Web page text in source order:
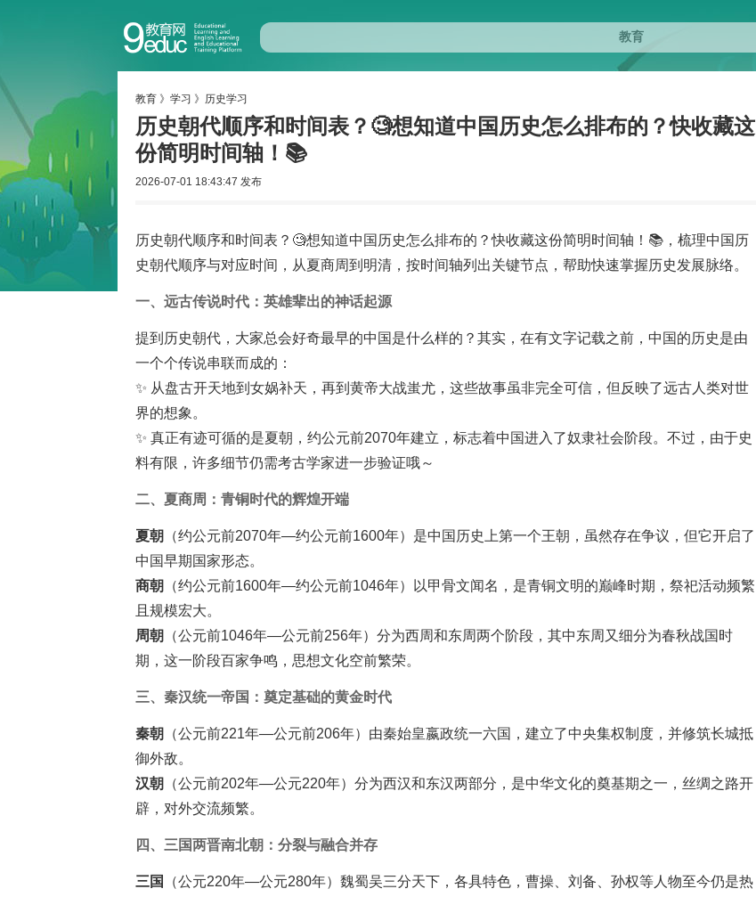
教育 》 学习 》 历史学习
历史朝代顺序和时间表？🧐想知道中国历史怎么排布的？快收藏这
份简明时间轴！📚
2026-07-01 18:43:47 发布
历史朝代顺序和时间表？🧐想知道中国历史怎么排布的？快收藏这份简明时间轴！📚，梳理中国历
史朝代顺序与对应时间，从夏商周到明清，按时间轴列出关键节点，帮助快速掌握历史发展脉络。
一、远古传说时代：英雄辈出的神话起源
提到历史朝代，大家总会好奇最早的中国是什么样的？其实，在有文字记载之前，中国的历史是由
一个个传说串联而成的：
✨ 从盘古开天地到女娲补天，再到黄帝大战蚩尤，这些故事虽非完全可信，但反映了远古人类对世
界的想象。
✨ 真正有迹可循的是夏朝，约公元前2070年建立，标志着中国进入了奴隶社会阶段。不过，由于史
料有限，许多细节仍需考古学家进一步验证哦～
二、夏商周：青铜时代的辉煌开端
夏朝
（约公元前2070年—约公元前1600年）是中国历史上第一个王朝，虽然存在争议，但它开启了
中国早期国家形态。
商朝
（约公元前1600年—约公元前1046年）以甲骨文闻名，是青铜文明的巅峰时期，祭祀活动频繁
且规模宏大。
周朝
（公元前1046年—公元前256年）分为西周和东周两个阶段，其中东周又细分为春秋战国时
期，这一阶段百家争鸣，思想文化空前繁荣。
三、秦汉统一帝国：奠定基础的黄金时代
秦朝
（公元前221年—公元前206年）由秦始皇嬴政统一六国，建立了中央集权制度，并修筑长城抵
御外敌。
汉朝
（公元前202年—公元220年）分为西汉和东汉两部分，是中华文化的奠基期之一，丝绸之路开
辟，对外交流频繁。
四、三国两晋南北朝：分裂与融合并存
三国
（公元220年—公元280年）魏蜀吴三分天下，各具特色，曹操、刘备、孙权等人物至今仍是热